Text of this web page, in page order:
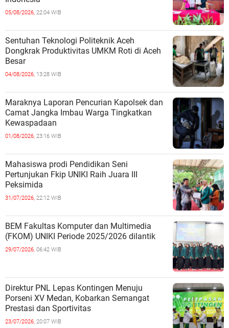
05/08/2026, 22:04 WIB
Sentuhan Teknologi Politeknik Aceh
Dongkrak Produktivitas UMKM Roti di Aceh
Besar
04/08/2026, 13:28 WIB
Maraknya Laporan Pencurian Kapolsek dan
Camat Jangka Imbau Warga Tingkatkan
Kewaspadaan
01/08/2026, 23:16 WIB
Mahasiswa prodi Pendidikan Seni
Pertunjukan Fkip UNIKI Raih Juara III
Peksimida
31/07/2026, 22:12 WIB
BEM Fakultas Komputer dan Multimedia
(FKOM) UNIKI Periode 2025/2026 dilantik
29/07/2026, 06:42 WIB
Direktur PNL Lepas Kontingen Menuju
Porseni XV Medan, Kobarkan Semangat
Prestasi dan Sportivitas
23/07/2026, 20:07 WIB